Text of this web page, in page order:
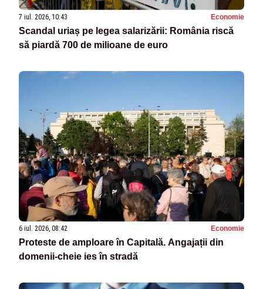
7 iul. 2026, 10:43 Economie
Scandal uriaș pe legea salarizării: România riscă
să piardă 700 de milioane de euro
6 iul. 2026, 08:42 Economie
Proteste de amploare în Capitală. Angajații din
domenii-cheie ies în stradă